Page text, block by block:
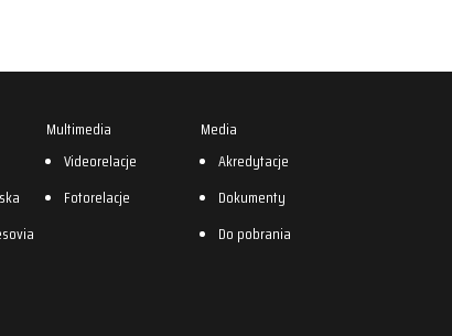
Multimedia
Videorelacje
Fotorelacje
Media
Akredytacje
Dokumenty
Do pobrania